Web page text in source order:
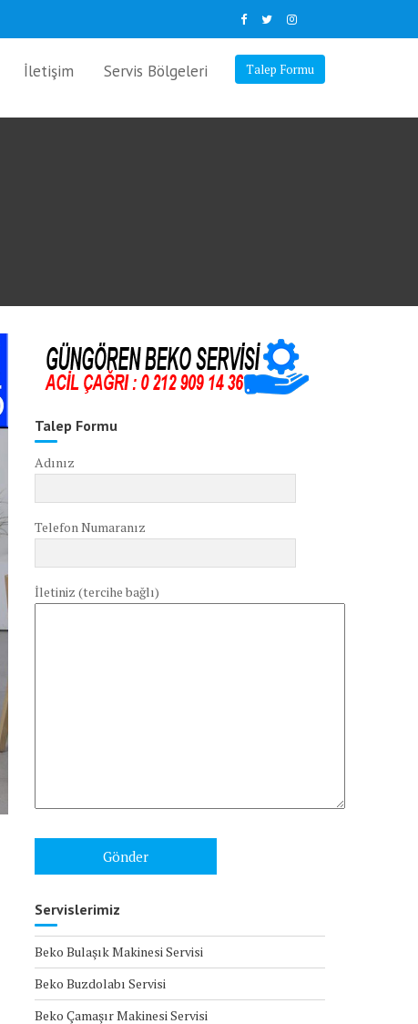
Talep Formu
İletişim Servis Bölgeleri
Talep Formu
Adınız
Telefon Numaranız
İletiniz (tercihe bağlı)
Servislerimiz
Beko Bulaşık Makinesi Servisi
Beko Buzdolabı Servisi
Beko Çamaşır Makinesi Servisi